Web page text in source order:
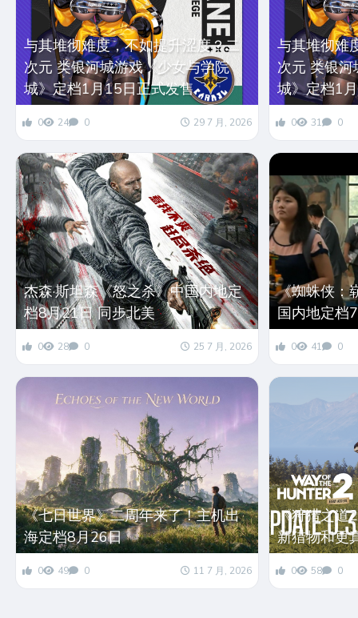
与其堆彻难度，不如提升涩度？二
次元 类银河城游戏《少女与学院
城》定档1月15日正式发售
0 24 0 29 7 月, 2026
与其堆彻难
次元 类银
城》定档1
0 31 0
杰森·斯坦森《怒之杀》中国内地定
档8月21日 同步北美
0 28 0 25 7 月, 2026
《蜘蛛侠：
国内地定档
0 41 0
《七日世界》二周年来了！主机出
海定档8月26日
0 49 0 11 7 月, 2026
《狩猎之道
新猎物和更
0 58 0